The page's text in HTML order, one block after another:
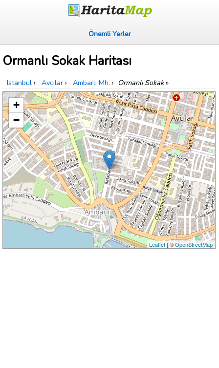
Önemli Yerler
Ormanlı Sokak Haritası
Istanbul › Avcılar › Ambarlı Mh. › Ormanlı Sokak»
+
−
Leaflet| ©OpenStreetMap